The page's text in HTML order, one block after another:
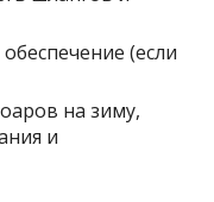
(если
на зиму,
и